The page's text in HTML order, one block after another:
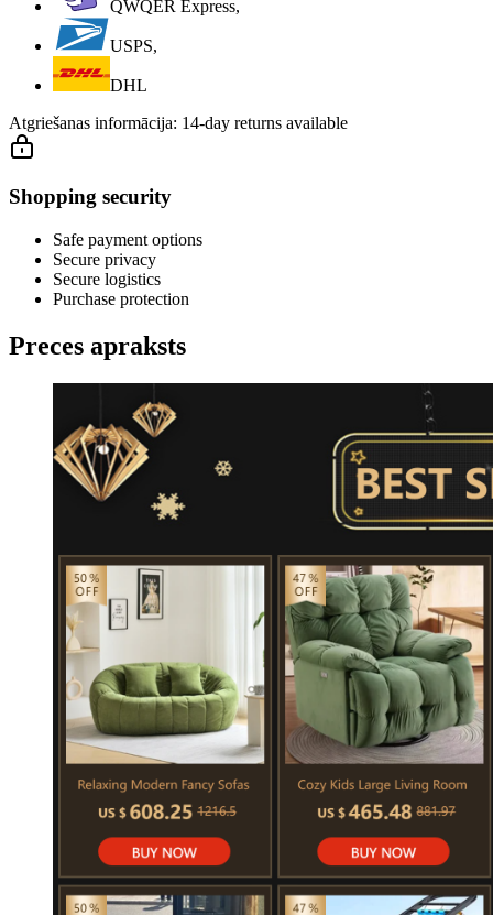
QWQER Express,
USPS,
DHL
Atgriešanas informācija: 14-day returns available
Shopping security
Safe payment options
Secure privacy
Secure logistics
Purchase protection
Preces apraksts